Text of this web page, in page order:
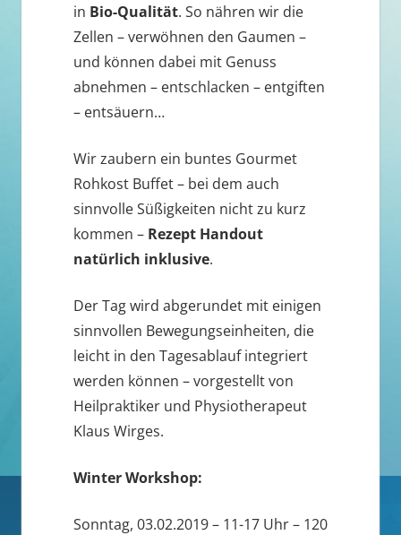
in Bio-Qualität. So nähren wir die
Zellen – verwöhnen den Gaumen –
und können dabei mit Genuss
abnehmen – entschlacken – entgiften
– entsäuern…
Wir zaubern ein buntes Gourmet
Rohkost Buffet – bei dem auch
sinnvolle Süßigkeiten nicht zu kurz
kommen – Rezept Handout
natürlich inklusive.
Der Tag wird abgerundet mit einigen
sinnvollen Bewegungseinheiten, die
leicht in den Tagesablauf integriert
werden können – vorgestellt von
Heilpraktiker und Physiotherapeut
Klaus Wirges.
Winter Workshop:
Sonntag, 03.02.2019 – 11-17 Uhr – 120